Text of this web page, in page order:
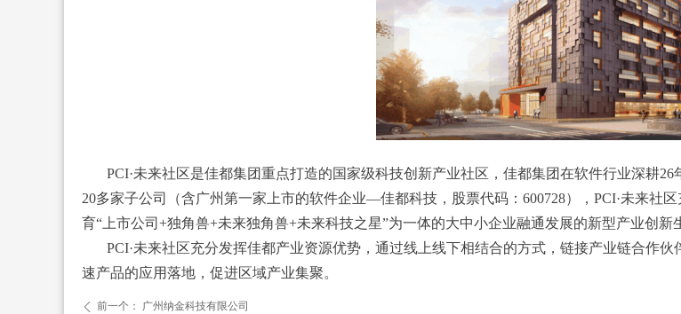
PCI·未来社区是佳都集团重点打造的国家级科技创新产业社区，佳都集团在软件行业深耕
20多家子公司（含广州第一家上市的软件企业—佳都科技，股票代码：600728），PCI·未来社
育“上市公司+独角兽+未来独角兽+未来科技之星”为一体的大中小企业融通发展的新型产业创新
PCI·未来社区充分发挥佳都产业资源优势，通过线上线下相结合的方式，链接产业链合作
速产品的应用落地，促进区域产业集聚。
ꄴ 前一个： 广州纳金科技有限公司